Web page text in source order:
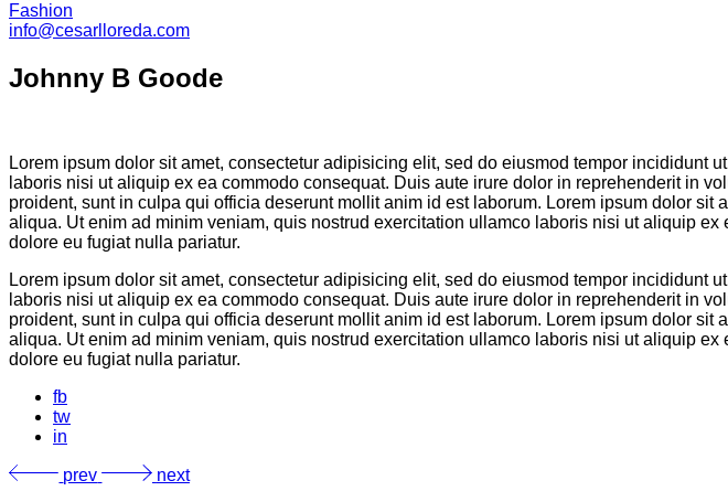
Fashion
info@cesarlloreda.com
Johnny B Goode
Lorem ipsum dolor sit amet, consectetur adipisicing elit, sed do eiusmod tempor
laboris nisi ut aliquip ex ea commodo consequat. Duis aute irure dolor in reprehenderit in
proident, sunt in culpa qui officia deserunt mollit anim id est laborum. Lorem ipsum dolor
aliqua. Ut enim ad minim veniam, quis nostrud exercitation ullamco laboris nisi ut aliquip
dolore eu fugiat nulla pariatur.
Lorem ipsum dolor sit amet, consectetur adipisicing elit, sed do eiusmod tempor
laboris nisi ut aliquip ex ea commodo consequat. Duis aute irure dolor in reprehenderit in
proident, sunt in culpa qui officia deserunt mollit anim id est laborum. Lorem ipsum dolor
aliqua. Ut enim ad minim veniam, quis nostrud exercitation ullamco laboris nisi ut aliquip
dolore eu fugiat nulla pariatur.
fb
tw
in
prev next